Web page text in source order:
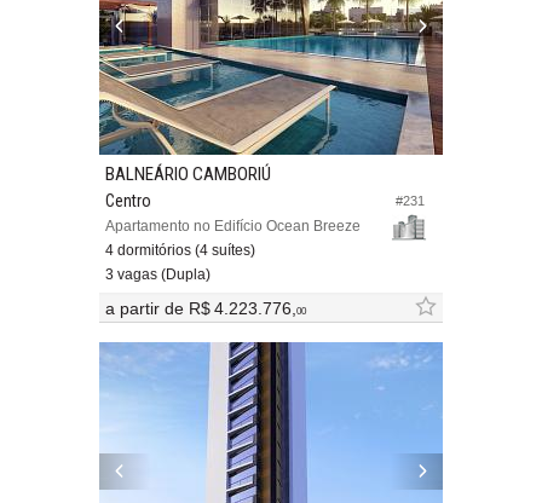
#231
BALNEÁRIO CAMBORIÚ
Centro
Apartamento no Edifício Ocean Breeze
4 dormitórios (4 suítes)
3 vagas (Dupla)
a partir de R$ 4.223.776,00